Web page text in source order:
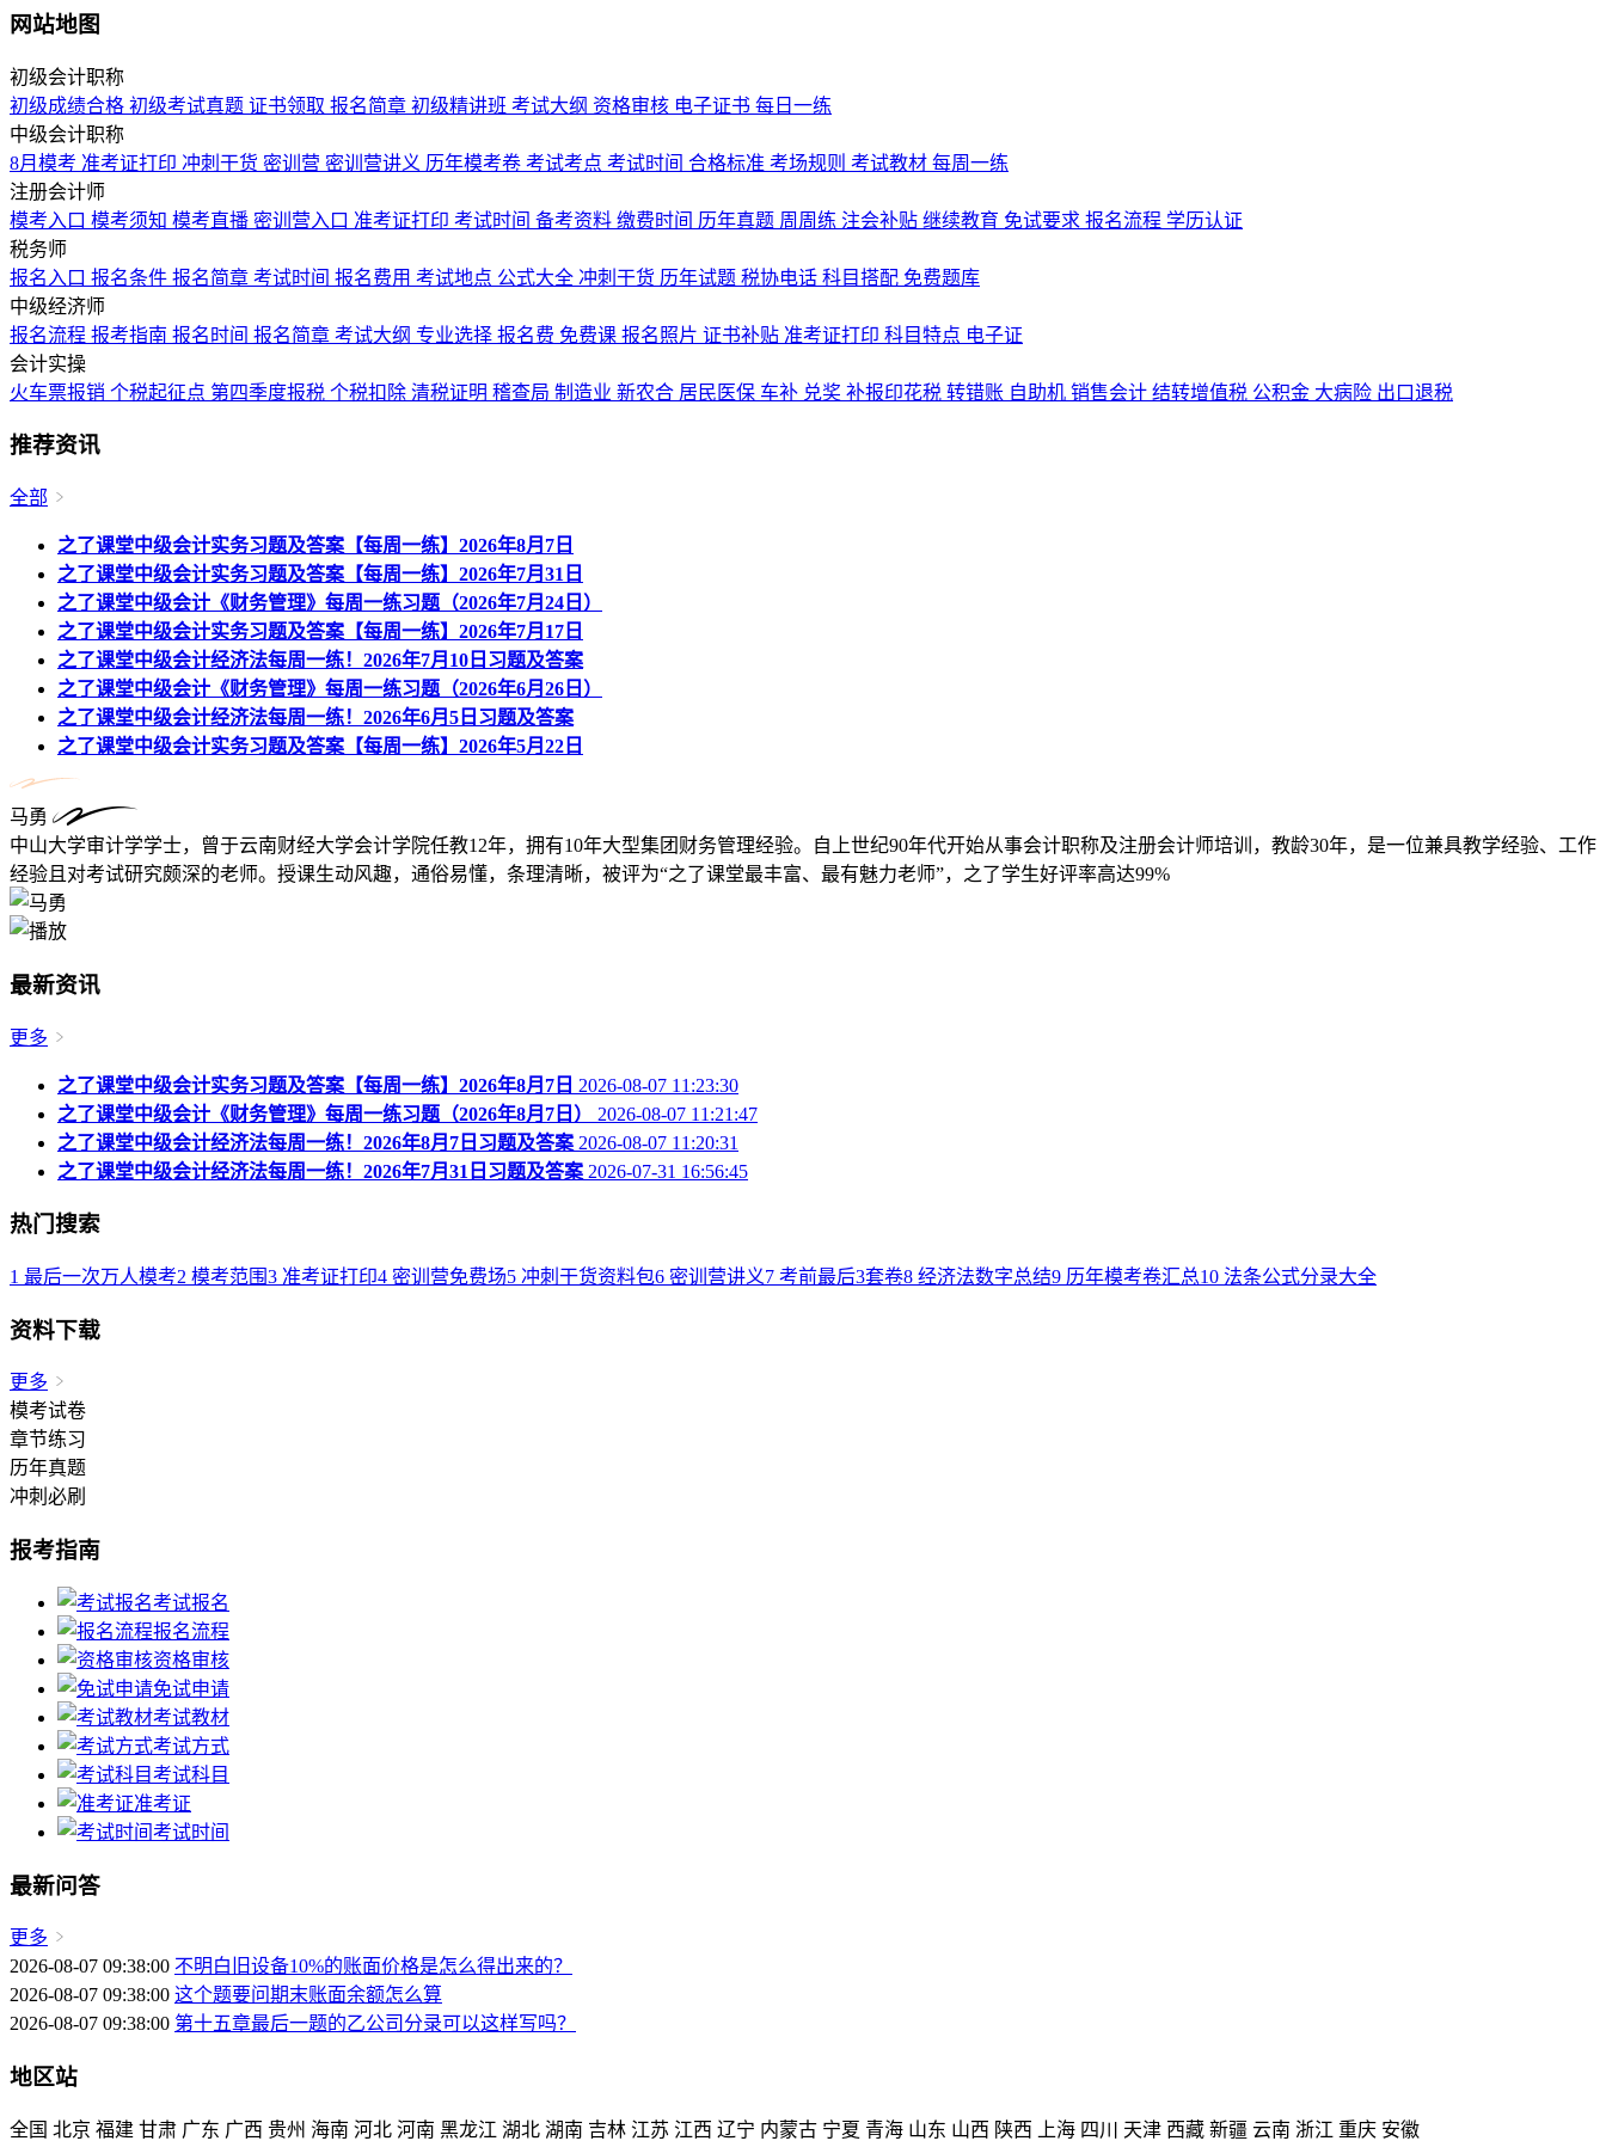
网站地图
初级会计职称
初级成绩合格 初级考试真题 证书领取 报名简章 初级精讲班 考试大纲 资格审核 电子证书 每日一练
中级会计职称
8月模考 准考证打印 冲刺干货 密训营 密训营讲义 历年模考卷 考试考点 考试时间 合格标准 考场规则 考试教材 每周一练
注册会计师
模考入口 模考须知 模考直播 密训营入口 准考证打印 考试时间 备考资料 缴费时间 历年真题 周周练 注会补贴 继续教育 免试要求 报名流程 学历认证
税务师
报名入口 报名条件 报名简章 考试时间 报名费用 考试地点 公式大全 冲刺干货 历年试题 税协电话 科目搭配 免费题库
中级经济师
报名流程 报考指南 报名时间 报名简章 考试大纲 专业选择 报名费 免费课 报名照片 证书补贴 准考证打印 科目特点 电子证
会计实操
火车票报销 个税起征点 第四季度报税 个税扣除 清税证明 稽查局 制造业 新农合 居民医保 车补 兑奖 补报印花税 转错账 自助机 销售会计 结转增值税 公积金 大病险 出口退税
推荐资讯
全部
之了课堂中级会计实务习题及答案【每周一练】2026年8月7日
之了课堂中级会计实务习题及答案【每周一练】2026年7月31日
之了课堂中级会计《财务管理》每周一练习题（2026年7月24日）
之了课堂中级会计实务习题及答案【每周一练】2026年7月17日
之了课堂中级会计经济法每周一练！2026年7月10日习题及答案
之了课堂中级会计《财务管理》每周一练习题（2026年6月26日）
之了课堂中级会计经济法每周一练！2026年6月5日习题及答案
之了课堂中级会计实务习题及答案【每周一练】2026年5月22日
马勇
中山大学审计学学士，曾于云南财经大学会计学院任教12年，拥有10年大型集团财务管理经验。自上世纪90年代开始从事会计职称及注册会计师培训，教龄30年，是一位兼具教学经验、工作
经验且对考试研究颇深的老师。授课生动风趣，通俗易懂，条理清晰，被评为“之了课堂最丰富、最有魅力老师”，之了学生好评率高达99%
最新资讯
更多
之了课堂中级会计实务习题及答案【每周一练】2026年8月7日 2026-08-07 11:23:30
之了课堂中级会计《财务管理》每周一练习题（2026年8月7日）
2026-08-07 11:21:47
之了课堂中级会计经济法每周一练！2026年8月7日习题及答案 2026-08-07 11:20:31
之了课堂中级会计经济法每周一练！2026年7月31日习题及答案 2026-07-31 16:56:45
热门搜索
1 最后一次万人模考2 模考范围3 准考证打印4 密训营免费场5 冲刺干货资料包6 密训营讲义7 考前最后3套卷8 经济法数字总结9 历年模考卷汇总10 法条公式分录大全
资料下载
更多
模考试卷
章节练习
历年真题
冲刺必刷
报考指南
考试报名
报名流程
资格审核
免试申请
考试教材
考试方式
考试科目
准考证
考试时间
最新问答
更多
2026-08-07 09:38:00 不明白旧设备10%的账面价格是怎么得出来的？
2026-08-07 09:38:00 这个题要问期末账面余额怎么算
2026-08-07 09:38:00 第十五章最后一题的乙公司分录可以这样写吗？
地区站
全国 北京 福建 甘肃 广东 广西 贵州 海南 河北 河南 黑龙江 湖北 湖南 吉林 江苏 江西 辽宁 内蒙古 宁夏 青海 山东 山西 陕西 上海 四川 天津 西藏 新疆 云南 浙江 重庆 安徽